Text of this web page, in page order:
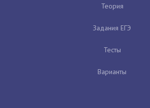
Теория
Задания ЕГЭ
Тесты
Варианты